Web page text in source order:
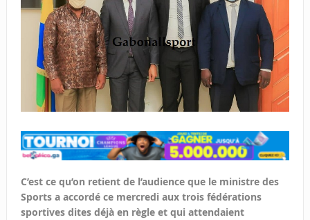
C’est ce qu’on retient de l’audience que le ministre des
Sports a accordé ce mercredi aux trois fédérations
sportives dites déjà en règle et qui attendaient